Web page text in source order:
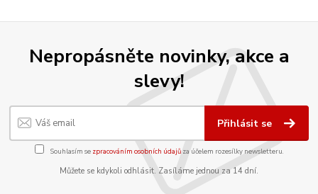
Nepropásněte novinky, akce a
slevy!
Přihlásit se
Souhlasím se zpracováním osobních údajůza účelem rozesílky newsletteru.
Můžete se kdykoli odhlásit. Zasíláme jednou za 14 dní.